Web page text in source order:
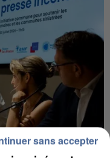
sans accepter